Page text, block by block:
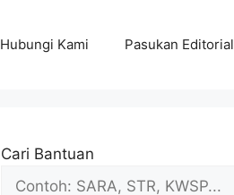
Hubungi Kami Pasukan Editorial
Cari Bantuan